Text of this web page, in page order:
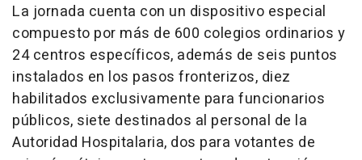
La jornada cuenta con un dispositivo especial
compuesto por más de 600 colegios ordinarios y
24 centros específicos, además de seis puntos
instalados en los pasos fronterizos, diez
habilitados exclusivamente para funcionarios
públicos, siete destinados al personal de la
Autoridad Hospitalaria, dos para votantes de